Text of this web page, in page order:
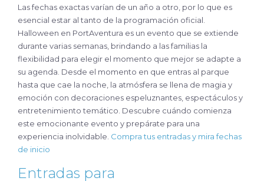
Las fechas exactas varían de un año a otro, por lo que es
esencial estar al tanto de la programación oficial.
Halloween en PortAventura es un evento que se extiende
durante varias semanas, brindando a las familias la
flexibilidad para elegir el momento que mejor se adapte a
su agenda. Desde el momento en que entras al parque
hasta que cae la noche, la atmósfera se llena de magia y
emoción con decoraciones espeluznantes, espectáculos y
entretenimiento temático. Descubre cuándo comienza
este emocionante evento y prepárate para una
experiencia inolvidable. Compra tus entradas y mira fechas
de inicio
Entradas para